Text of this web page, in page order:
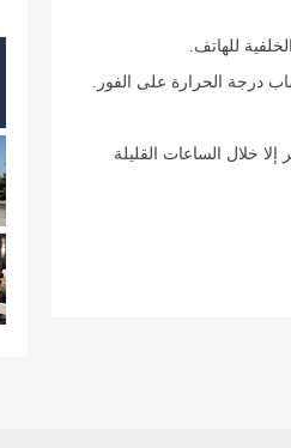
للهاتف.
درجة الحرارة على الفور.
خلال الساعات القليلة